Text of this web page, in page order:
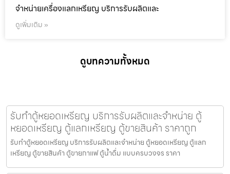
จำหน่ายเครื่องแลกเหรียญ บริการรับผลิตและ
ดูเพิ่มเติม »
ดูบทความทั้งหมด
รับทำตู้หยอดเหรียญ บริการรับผลิตและจำหน่าย ตู้
หยอดเหรียญ ตู้แลกเหรียญ ตู้ขายสินค้า ราคาถูก
รับทำตู้หยอดเหรียญ บริการรับผลิตและจำหน่าย ตู้หยอดเหรียญ ตู้แลก
เหรียญ ตู้ขายสินค้า ตู้ขายกาแฟ ตู้น้ำดื่ม แบบครบวงจร ราคา